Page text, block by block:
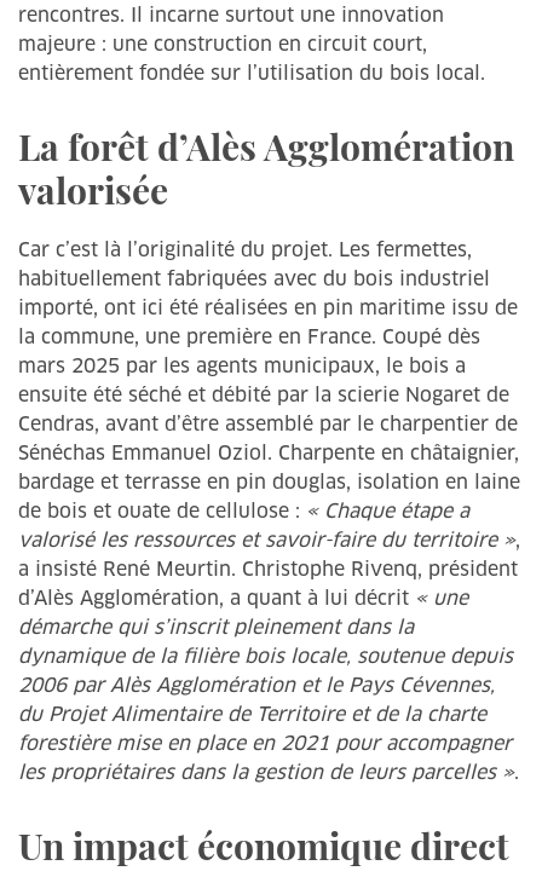
rencontres. Il incarne surtout une innovation
majeure : une construction en circuit court,
entièrement fondée sur l’utilisation du bois local.
La forêt d’Alès Agglomération
valorisée
Car c’est là l’originalité du projet. Les fermettes,
habituellement fabriquées avec du bois industriel
importé, ont ici été réalisées en pin maritime issu de
la commune, une première en France. Coupé dès
mars 2025 par les agents municipaux, le bois a
ensuite été séché et débité par la scierie Nogaret de
Cendras, avant d’être assemblé par le charpentier de
Sénéchas Emmanuel Oziol. Charpente en châtaignier,
bardage et terrasse en pin douglas, isolation en laine
de bois et ouate de cellulose : « Chaque étape a
valorisé les ressources et savoir-faire du territoire »,
a insisté René Meurtin. Christophe Rivenq, président
d’Alès Agglomération, a quant à lui décrit « une
démarche qui s’inscrit pleinement dans la
dynamique de la filière bois locale, soutenue depuis
2006 par Alès Agglomération et le Pays Cévennes,
du Projet Alimentaire de Territoire et de la charte
forestière mise en place en 2021 pour accompagner
les propriétaires dans la gestion de leurs parcelles ».
Un impact économique direct